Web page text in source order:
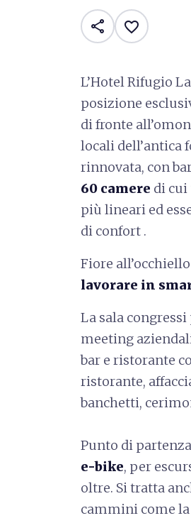
share favorite_border
L’Hotel Rifugio
posizione
di fronte
locali dell’antica
rinnovata, con
60 camere di cui
più lineari ed
di confort .
Fiore
lavorare in
La sala
meeting
bar e ristorante
ristorante,
banchetti,
Punto di
e-bike, per
oltre. Si tratta
cammini come la